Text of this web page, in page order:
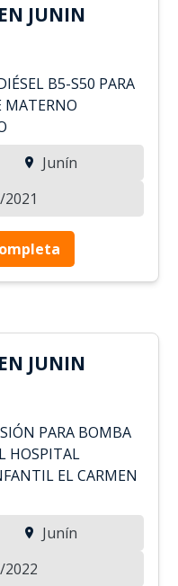
JUNIN
B5-S50 PARA
MATERNO
Junín
JUNIN
PARA BOMBA
HOSPITAL
EL CARMEN
Junín
2022